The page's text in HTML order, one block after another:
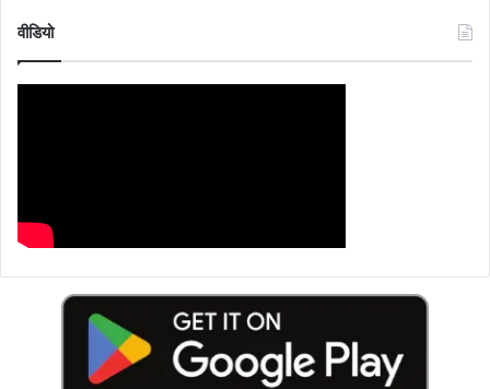
वीडियो